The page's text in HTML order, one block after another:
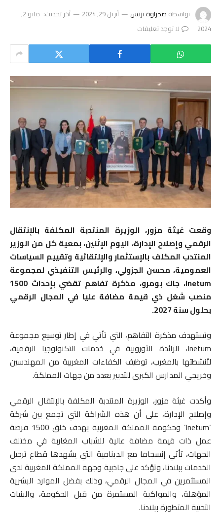
بواسطة صحراوة بزنس أبريل 29, 2024 آخر تحديث:
مايو 2,
2024
لا توجد تعليقات
وقعت غيثة مزور، الوزيرة المنتدبة المكلفة بالإنتقال
الرقمي وإصلاح الإدارة، اليوم الإثنين، بمعية كل من الوزير
المنتدب المكلف بالإستثمار والإلتقائية وتقييم السياسات
العمومية، محسن الجزولي، والرئيس التنفيذي لمجموعة
Inetum، جاك بومرو، مذكرة تفاهم تقضي بإحداث 1500
منصب شغل ذي قيمة مضافة عليا في المجال الرقمي
بحلول سنة 2027.
وتستهدف مذكرة التفاهم، التي تأتي في إطار توسيع مجموعة
Inetum، الرائدة الأوروبية في خدمات التكنولوجيا الرقمية،
لأنشطتها بالمغرب، توظيف الكفاءات المغربية من المهندسين
وخريجي المدارس الكبرى للتدبير بعدد من جهات المملكة.
وأكدت غيثة مزور، الوزيرة المنتدبة المكلفة بالإنتقال الرقمي
وإصلاح الإدارة، على أن هذه الشراكة التي تجمع بين شركة
‘Inetum’ وحكومة المملكة المغربية بهدف خلق 1500 فرصة
عمل ذات قيمة مضافة عالية للشباب المغاربة في مختلف
الجهات، تأتي إنسجاما مع الدينامية التي يشهدها قطاع ترحيل
الخدمات ببلادنا، وتؤكد على جاذبية وجهة المملكة المغربية لدى
المستثمرين في المجال الرقمي، وذلك بفضل الموارد البشرية
المؤهلة، والمواكبة المستمرة من قبل الحكومة، والبنيات
التحتية المتطورة ببلادنا.